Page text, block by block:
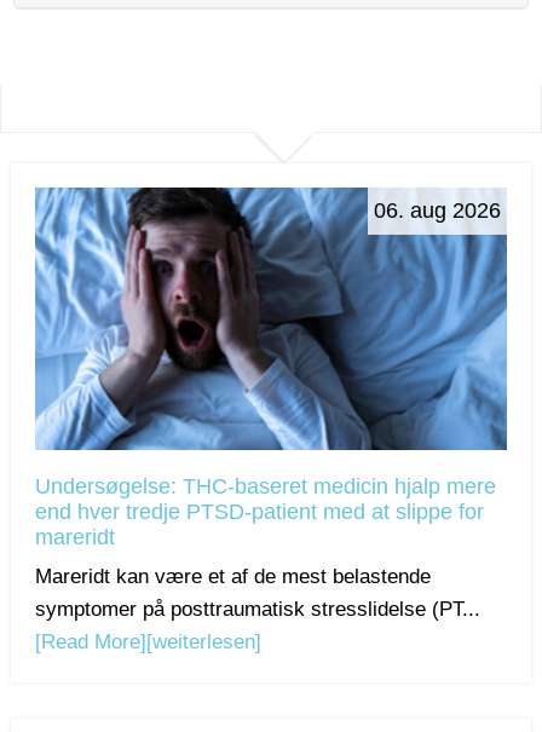
06. aug 2026
Undersøgelse: THC-baseret medicin hjalp mere
end hver tredje PTSD-patient med at slippe for
mareridt
Mareridt kan være et af de mest belastende
symptomer på posttraumatisk stresslidelse (PT...
[Read More] [weiterlesen]